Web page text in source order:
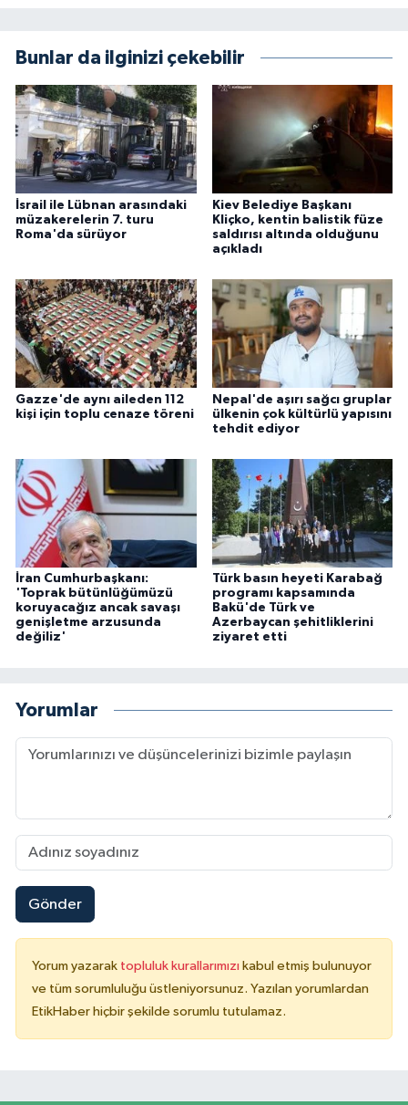
Bunlar da ilginizi çekebilir
İsrail ile Lübnan arasındaki
müzakerelerin 7. turu
Roma'da sürüyor
Kiev Belediye Başkanı
Kliçko, kentin balistik füze
saldırısı altında olduğunu
açıkladı
Gazze'de aynı aileden 112
kişi için toplu cenaze töreni
Nepal'de aşırı sağcı gruplar
ülkenin çok kültürlü yapısını
tehdit ediyor
İran Cumhurbaşkanı:
'Toprak bütünlüğümüzü
koruyacağız ancak savaşı
genişletme arzusunda
değiliz'
Türk basın heyeti Karabağ
programı kapsamında
Bakü'de Türk ve
Azerbaycan şehitliklerini
ziyaret etti
Yorumlar
Gönder
Yorum yazarak topluluk kurallarımızı kabul etmiş bulunuyor
ve tüm sorumluluğu üstleniyorsunuz. Yazılan yorumlardan
EtikHaber hiçbir şekilde sorumlu tutulamaz.